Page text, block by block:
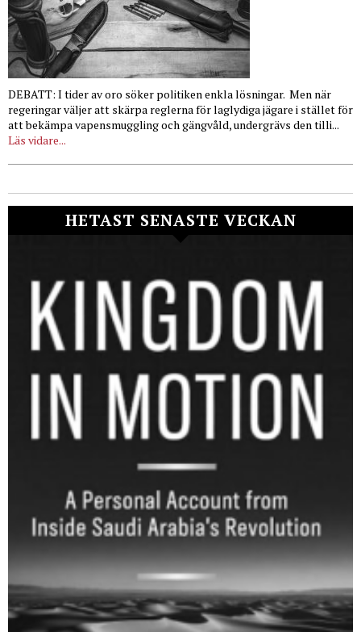
DEBATT: I tider av oro söker politiken enkla lösningar. Men när
regeringar väljer att skärpa reglerna för laglydiga jägare i stället för
att bekämpa vapensmuggling och gängvåld, undergrävs den tilli...
Läs vidare...
HETAST SENASTE VECKAN